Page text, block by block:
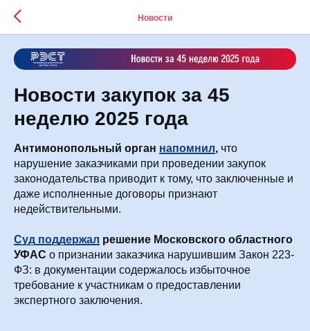
Новости
Новости закупок за 45
неделю 2025 года
Антимонопольный орган напомнил, что
нарушение заказчиками при проведении закупок
законодательства приводит к тому, что заключенные и
даже исполненные договоры признают
недействительными.
Суд поддержал решение Московского областного
УФАС о признании заказчика нарушившим Закон 223-
ФЗ: в документации содержалось избыточное
требование к участникам о предоставлении
экспертного заключения.